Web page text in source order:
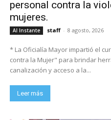
personal contra la
mujeres.
Al Instante staff - 8 agosto, 2026
* La Oficialía Mayor impartió el
contra la Mujer" para brindar
canalización y acceso a la...
Leer más